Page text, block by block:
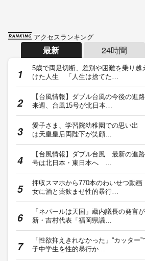
アクセスランキング
最新 24時間
5歳で両足切断、差別や困難を乗り越
けた人生 「人生は捨てた…
【台風情報】ダブル台風の今後の進
来週、台風15号が北日本…
愛子さま、学習院幼稚園での思い出
は天皇皇后両陛下が笑顔…
【台風情報】ダブル台風 最新の進
号は北日本・東日本へ …
押収スマホから770本のわいせつ動
女に酒と薬飲ませ性的暴行…
「ネパールは天国」蔵内議長の発言
新・吉村代表「福岡県議…
「性欲抑えきれなかった」“カッター
子中学生を性的暴行か…